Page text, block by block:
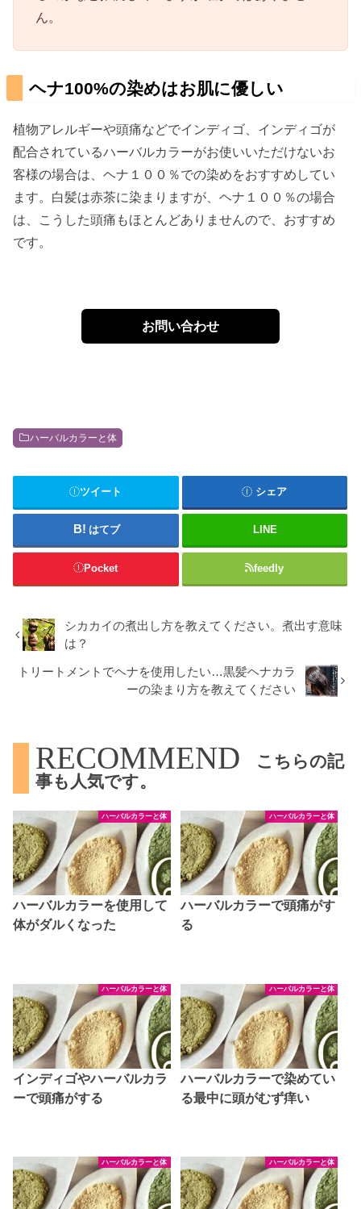
ん。
ヘナ100%の染めはお肌に優しい
植物アレルギーや頭痛などでインディゴ、インディゴが
配合されているハーバルカラーがお使いいただけないお
客様の場合は、ヘナ１００％での染めをおすすめしてい
ます。白髪は赤茶に染まりますが、ヘナ１００％の場合
は、こうした頭痛もほとんどありませんので、おすすめ
です。
お問い合わせ
ハーバルカラーと体
ツイート シェア
はてブ LINE
Pocket feedly
シカカイの煮出し方を教えてください。煮出す意味
は？
トリートメントでヘナを使用したい…黒髪ヘナカラ
ーの染まり方を教えてください
RECOMMEND
こちらの記
事も人気です。
ハーバルカラーと体
ハーバルカラーを使用して
体がダルくなった
ハーバルカラーと体
ハーバルカラーで頭痛がす
る
ハーバルカラーと体
インディゴやハーバルカラ
ーで頭痛がする
ハーバルカラーと体
ハーバルカラーで染めてい
る最中に頭がむず痒い
ハーバルカラーと体 ハーバルカラーと体